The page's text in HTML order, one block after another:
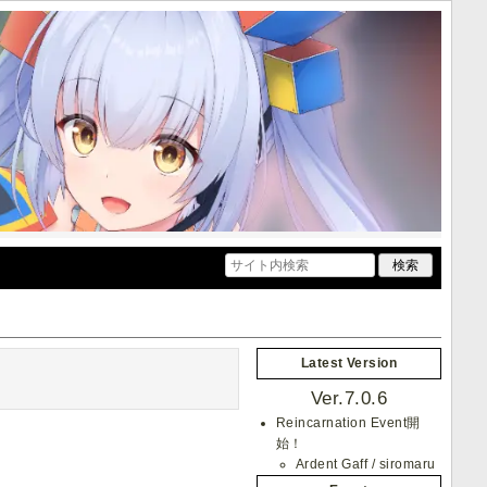
Latest Version
Ver.7.0.6
Reincarnation Event開
始！
Ardent Gaff / siromaru